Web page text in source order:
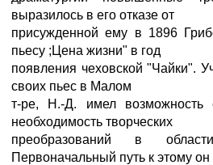
выразилось в его отказе от
присужденной ему в 1896
пьесу ;Цена жизни" в год
появления чеховской "Чайки".
своих пьес в Малом
т-ре, Н.-Д. имел возможность
необходимость творческих
преобразований в
Первоначальный путь к этому он